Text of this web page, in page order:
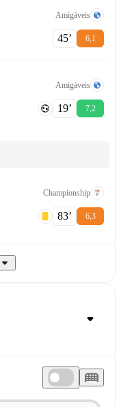
Amigáveis
45‎’‎ 6,1
Amigáveis
19‎’‎ 7,2
Championship
83‎’‎ 6,3